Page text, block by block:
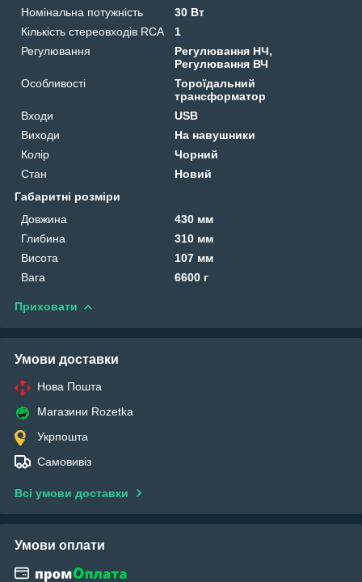
Номінальна потужність
30 Вт
Кількість стереовходів RCA
1
Регулювання
Регулювання НЧ,
Регулювання ВЧ
Особливості
Тороїдальний
трансформатор
Входи
USB
Виходи
На навушники
Колір
Чорний
Стан
Новий
Габаритні розміри
Довжина
430 мм
Глибина
310 мм
Висота
107 мм
Вага
6600 г
Приховати
Умови доставки
Нова Пошта
Магазини Rozetka
Укрпошта
Самовивіз
Всі умови доставки
Умови оплати